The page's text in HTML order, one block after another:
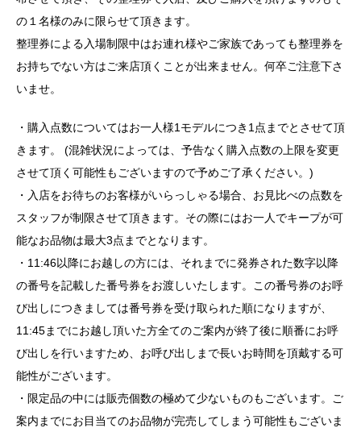
の１名様のみに限らせて頂きます。
整理券による入場制限中はお連れ様やご家族であっても整理券を
お持ちでない方はご来店頂くことが出来ません。何卒ご注意下さ
いませ。
・購入点数についてはお一人様1モデルにつき1点までとさせて頂
きます。 (混雑状況によっては、予告なく購入点数の上限を変更
させて頂く可能性もございますので予めご了承ください。)
・入店をお待ちのお客様がいらっしゃる場合、お見比べの点数を
スタッフが制限させて頂きます。その際にはお一人でキープが可
能なお品物は最大3点までとなります。
・11:46以降にお越しの方には、それまでに発券された数字以降
の番号を記載した番号券をお渡しいたします。この番号券のお呼
び出しにつきましては番号券を受け取られた順になりますが、
11:45までにお越し頂いた方全てのご案内が終了後に順番にお呼
び出しを行いますため、お呼び出しまで長いお時間を頂戴する可
能性がございます。
・限定品の中には販売個数の極めて少ないものもございます。ご
案内までにお目当てのお品物が完売してしまう可能性もございま